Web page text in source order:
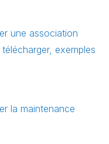
une association
exemples
la maintenance